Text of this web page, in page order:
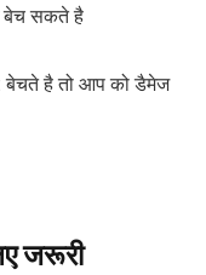
बेच सकते है
है तो आप को डैमेज
जरूरी